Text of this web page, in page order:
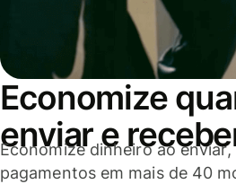
Economize
enviar e
Economize dinheiro ao
pagamentos em mais de 40